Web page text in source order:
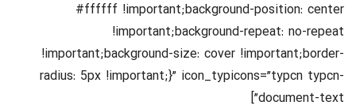
#ffffff !important;background-position: center
!important;background-repeat: no-repeat
!important;background-size: cover !important;border-
radius: 5px !important;}” icon_typicons=”typcn typcn-
document-text”]